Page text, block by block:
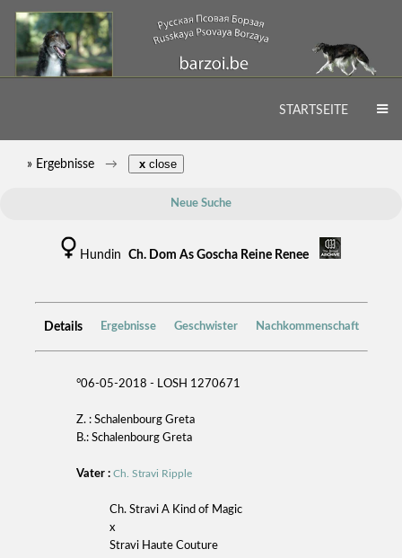
STARTSEITE
» Ergebnisse x close
Neue Suche
HundinCh. Dom As Goscha Reine Renee
Details Ergebnisse Geschwister Nachkommenschaft
°06-05-2018 - LOSH 1270671
Z. : Schalenbourg Greta
B.: Schalenbourg Greta
Vater : Ch. Stravi Ripple
Ch. Stravi A Kind of Magic
x
Stravi Haute Couture